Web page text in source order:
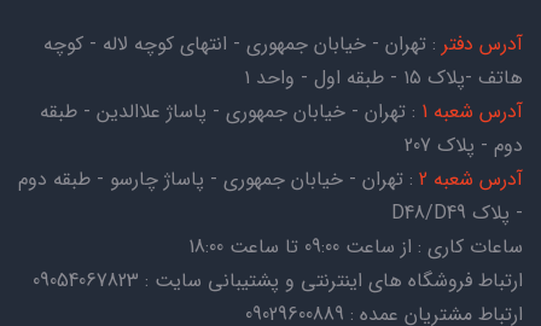
آدرس دفتر : تهران - خیابان جمهوری - انتهای کوچه لاله - کوچه
هاتف -پلاک ۱۵ - طبقه اول - واحد ۱
آدرس شعبه 1
: تهران - خیابان جمهوری - پاساژ علاالدین - طبقه
دوم - پلاک 207
آدرس شعبه 2
: تهران - خیابان جمهوری - پاساژ چارسو - طبقه دوم
- پلاک D48/D49
ساعات کاری : از ساعت 09:00 تا ساعت 18:00
ارتباط فروشگاه های اینترنتی و پشتیبانی سایت : 09054067823
ارتباط مشتریان عمده : 09029600889